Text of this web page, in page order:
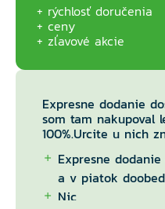
rýchlosť doručenia
ceny
zľavové akcie
Expresne dodanie
som tam nakupoval
100%.Urcite u nich
Expresne
a v piatok
Nic